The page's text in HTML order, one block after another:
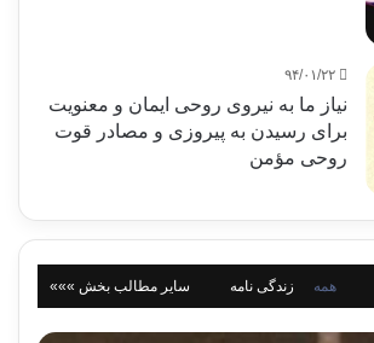
۹۴/۰۱/۲۲
نیاز ما به نیروی روحی ایمان و معنویت
برای رسیدن به پیروزی و مصادر قوت
روحی مؤمن
همه زندگی نامه سایر مطالب بخش »»»